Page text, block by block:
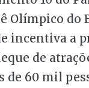
do
incentiva a
de
60 mil